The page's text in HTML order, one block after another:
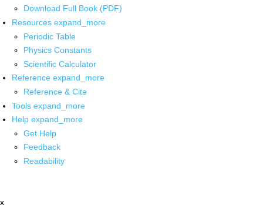
Download Full Book (PDF)
Resources expand_more
Periodic Table
Physics Constants
Scientific Calculator
Reference expand_more
Reference & Cite
Tools expand_more
Help expand_more
Get Help
Feedback
Readability
x